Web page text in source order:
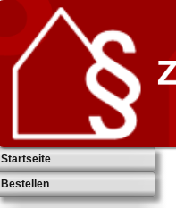
Startseite
Bestellen